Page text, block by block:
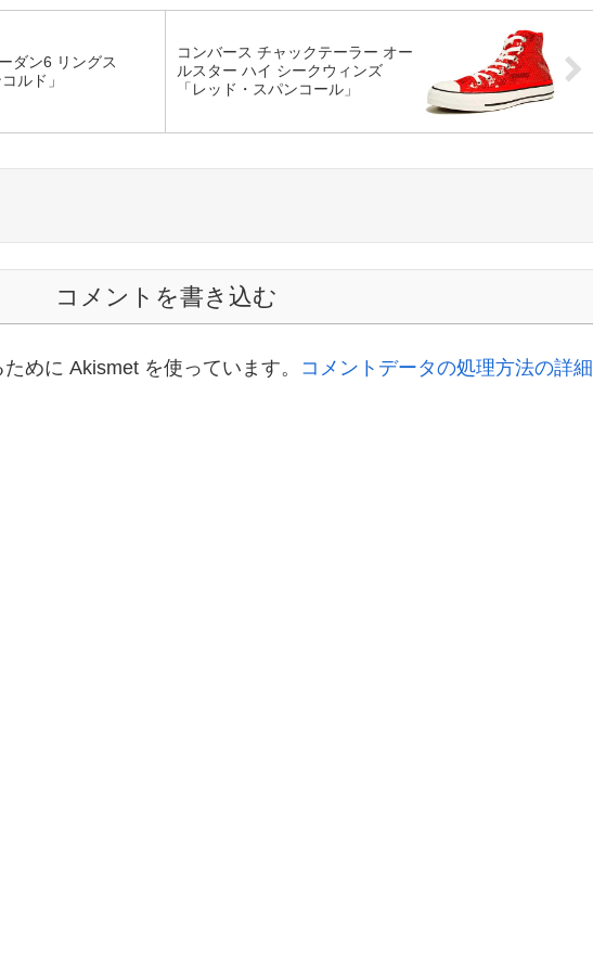
ダン6 リングス
ルド」
コンバース チャックテーラー オー
ルスター ハイ シークウィンズ
「レッド・スパンコール」
コメントを書き込む
めに Akismet を使っています。 コメントデータの処理方法の詳細